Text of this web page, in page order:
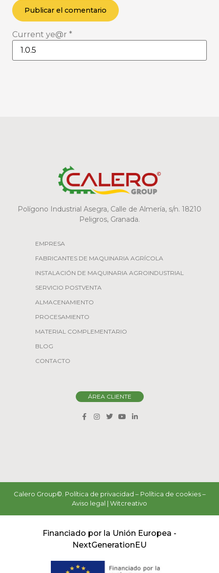
Current ye@r *
Polígono Industrial Asegra, Calle de Almería, s/n. 18210
Peligros, Granada.
EMPRESA
FABRICANTES DE MAQUINARIA AGRÍCOLA
INSTALACIÓN DE MAQUINARIA AGROINDUSTRIAL
SERVICIO POSTVENTA
ALMACENAMIENTO
PROCESAMIENTO
MATERIAL COMPLEMENTARIO
BLOG
CONTACTO
ÁREA CLIENTE
Calero Group©. Política de privacidad – Política de cookies–
Aviso legal | Witcreativo
Financiado por la Unión Europea -
NextGenerationEU